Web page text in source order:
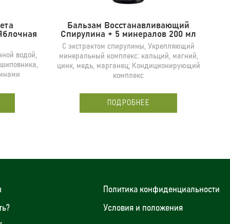
водой,
Бальзам Восстанавливающий
Спирулина + 5 минералов 200 мл
С экстрактом спирулины, Укрепляющий
минеральный комплекс: кальций, магний,
цинк, медь, марганец; Кондиционирующий
комплекс
ПОДРОБНЕЕ
Политика конфиденциальности
Условия и положения